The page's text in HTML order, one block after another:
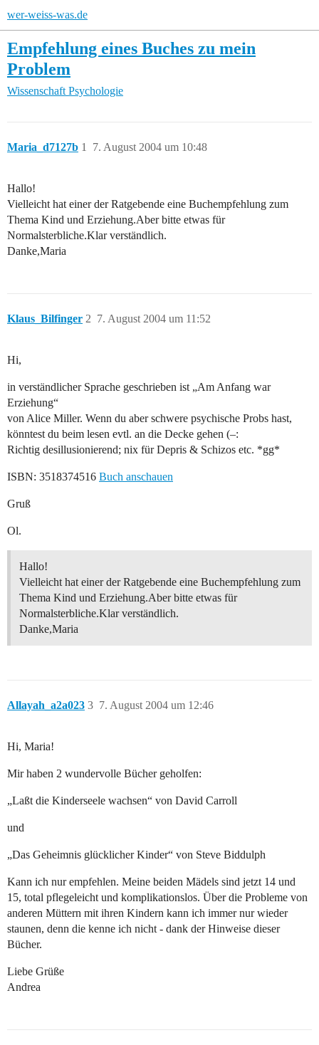
wer-weiss-was.de
Empfehlung eines Buches zu mein
Problem
Wissenschaft Psychologie
Maria_d7127b 7. August 2004 um 10:48
1
Hallo!
Vielleicht hat einer der Ratgebende eine Buchempfehlung zum
Thema Kind und Erziehung.Aber bitte etwas für
Normalsterbliche.Klar verständlich.
Danke,Maria
Klaus_Bilfinger 7. August 2004 um 11:52
2
Hi,
in verständlicher Sprache geschrieben ist „Am Anfang war
Erziehung“
von Alice Miller. Wenn du aber schwere psychische Probs hast,
könntest du beim lesen evtl. an die Decke gehen (–:
Richtig desillusionierend; nix für Depris & Schizos etc. *gg*
ISBN: 3518374516 Buch anschauen
Gruß
Ol.
Hallo!
Vielleicht hat einer der Ratgebende eine Buchempfehlung zum
Thema Kind und Erziehung.Aber bitte etwas für
Normalsterbliche.Klar verständlich.
Danke,Maria
Allayah_a2a023 7. August 2004 um 12:46
3
Hi, Maria!
Mir haben 2 wundervolle Bücher geholfen:
„Laßt die Kinderseele wachsen“ von David Carroll
und
„Das Geheimnis glücklicher Kinder“ von Steve Biddulph
Kann ich nur empfehlen. Meine beiden Mädels sind jetzt 14 und
15, total pflegeleicht und komplikationslos. Über die Probleme von
anderen Müttern mit ihren Kindern kann ich immer nur wieder
staunen, denn die kenne ich nicht - dank der Hinweise dieser
Bücher.
Liebe Grüße
Andrea